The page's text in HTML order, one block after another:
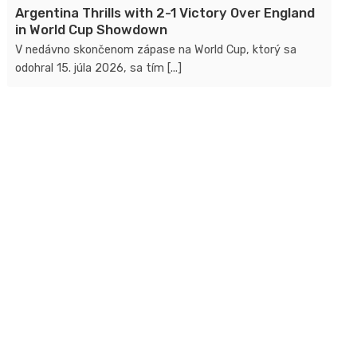
Argentina Thrills with 2-1 Victory Over England
in World Cup Showdown
V nedávno skončenom zápase na World Cup, ktorý sa
odohral 15. júla 2026, sa tím [...]